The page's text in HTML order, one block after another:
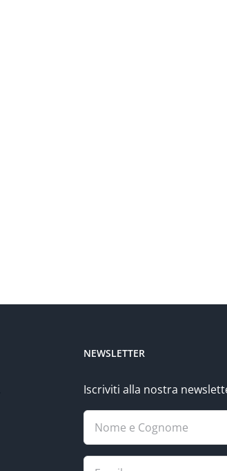
NEWSLETTER
Iscriviti alla nostra